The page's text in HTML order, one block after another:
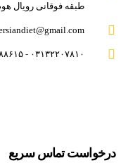
طبقه فوقانی رویال
۰۳۱۳۲۲۰۷۸۱۰ - ۰۳۱۳۶۲۸۸۶۱۵
درخواست تماس سريع